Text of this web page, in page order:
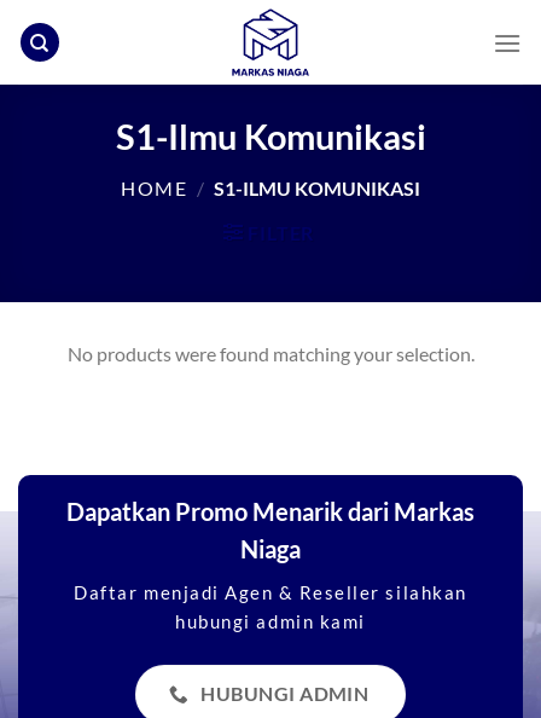
to
S1-Ilmu Komunikasi
HOME / S1-ILMU KOMUNIKASI
FILTER
No products were found matching your selection.
Dapatkan Promo Menarik dari Markas
Niaga
Daftar menjadi Agen & Reseller silahkan
hubungi admin kami
HUBUNGI ADMIN